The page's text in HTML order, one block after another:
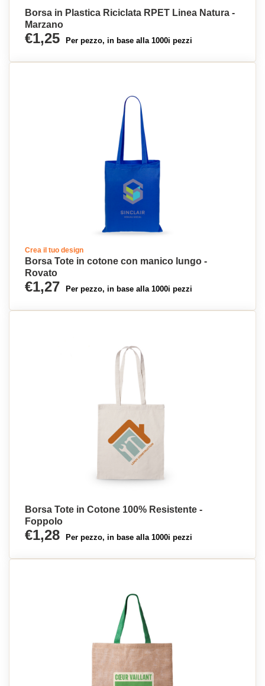
Borsa in Plastica Riciclata RPET Linea Natura -
Marzano
€1,25 Per pezzo, in base alla 1000i pezzi
Crea il tuo design
Borsa Tote in cotone con manico lungo -
Rovato
€1,27 Per pezzo, in base alla 1000i pezzi
Borsa Tote in Cotone 100% Resistente -
Foppolo
€1,28 Per pezzo, in base alla 1000i pezzi